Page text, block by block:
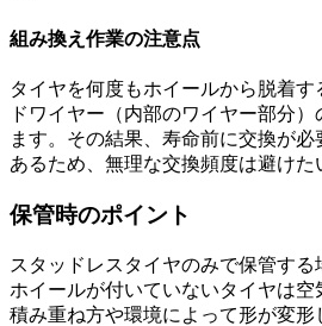
組み換え作業の注意点
タイヤを何度もホイールから脱着
ドワイヤー（内部のワイヤー部分
ます。その結果、寿命前に交換が
あるため、無理な交換頻度は避けた
保管時のポイント
スタッドレスタイヤのみで保管する
ホイールが付いていないタイヤは空
積み重ね方や環境によって形が変形